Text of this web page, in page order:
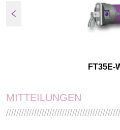
FT35E-
MITTEILUNGEN